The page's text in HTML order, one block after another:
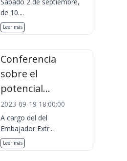
de 10....
Leer más
Conferencia
sobre el
potencial...
2023-09-19 18:00:00
A cargo del del
Embajador Extr...
Leer más